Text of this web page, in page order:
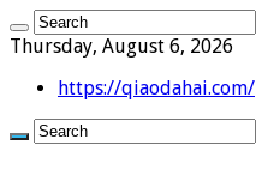
Thursday, August 6, 2026
https://qiaodahai.com/